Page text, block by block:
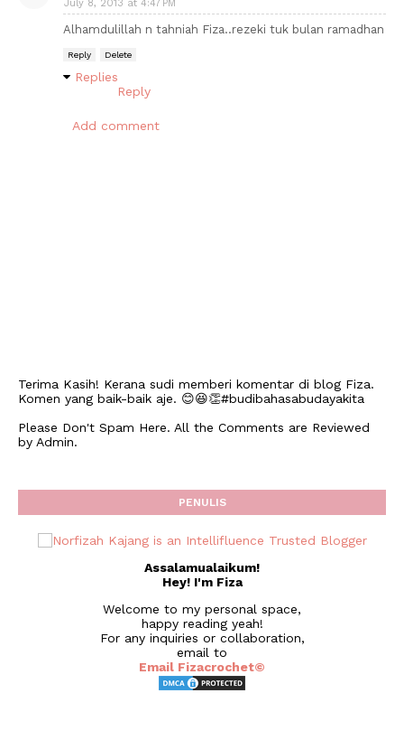
July 8, 2013 at 4:47 PM
Alhamdulillah n tahniah Fiza..rezeki tuk bulan ramadhan
Reply Delete
Replies
Reply
Add comment
Terima Kasih! Kerana sudi memberi komentar di blog Fiza.
Komen yang baik-baik aje. 😊😆👏#budibahasabudayakita
Please Don't Spam Here. All the Comments are Reviewed
by Admin.
PENULIS
Assalamualaikum!
Hey! I'm Fiza
Welcome to my personal space,
happy reading yeah!
For any inquiries or collaboration,
email to
Email Fizacrochet©